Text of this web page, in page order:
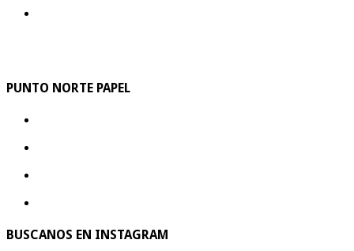
PUNTO NORTE PAPEL
BUSCANOS EN INSTAGRAM